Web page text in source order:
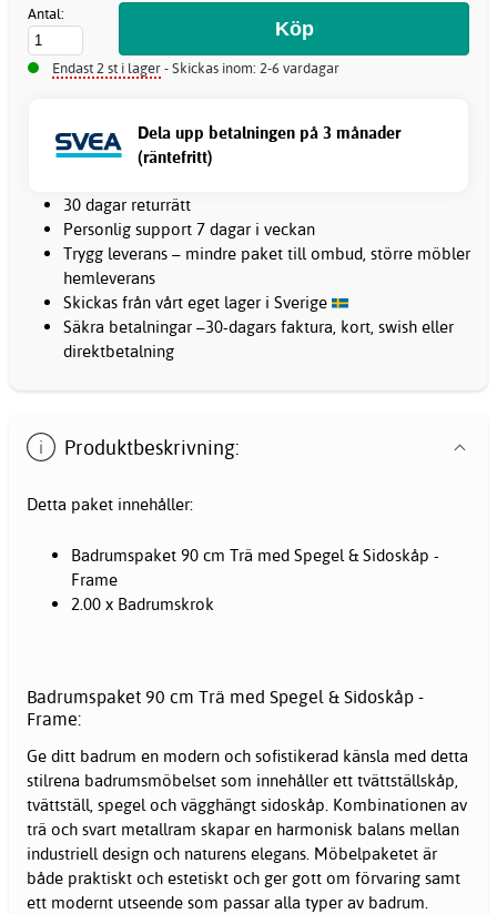
Antal:
Endast 2 st i lager- Skickas inom: 2-6 vardagar
Dela upp betalningen på 3 månader
(räntefritt)
30 dagar returrätt
Personlig support 7 dagar i veckan
Trygg leverans – mindre paket till ombud, större möbler
hemleverans
Skickas från vårt eget lager i Sverige
Säkra betalningar –30-dagars faktura, kort, swish eller
direktbetalning
Produktbeskrivning:
Detta paket innehåller:
Badrumspaket 90 cm Trä med Spegel & Sidoskåp -
Frame
2.00 x Badrumskrok
Badrumspaket 90 cm Trä med Spegel & Sidoskåp -
Frame:
Ge ditt badrum en modern och sofistikerad känsla med detta
stilrena badrumsmöbelset som innehåller ett tvättställskåp,
tvättställ, spegel och vägghängt sidoskåp. Kombinationen av
trä och svart metallram skapar en harmonisk balans mellan
industriell design och naturens elegans. Möbelpaketet är
både praktiskt och estetiskt och ger gott om förvaring samt
ett modernt utseende som passar alla typer av badrum.